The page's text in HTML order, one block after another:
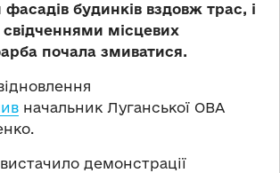
будинків вздовж трас, і
свідченнями місцевих
почала змиватися.
начальник Луганської ОВА
демонстрації